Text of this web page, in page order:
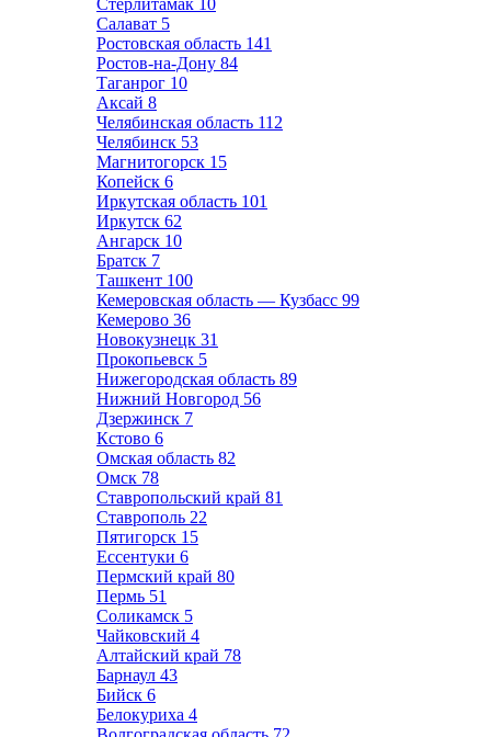
Стерлитамак 10
Салават 5
Ростовская область 141
Ростов-на-Дону 84
Таганрог 10
Аксай 8
Челябинская область 112
Челябинск 53
Магнитогорск 15
Копейск 6
Иркутская область 101
Иркутск 62
Ангарск 10
Братск 7
Ташкент 100
Кемеровская область — Кузбасс 99
Кемерово 36
Новокузнецк 31
Прокопьевск 5
Нижегородская область 89
Нижний Новгород 56
Дзержинск 7
Кстово 6
Омская область 82
Омск 78
Ставропольский край 81
Ставрополь 22
Пятигорск 15
Ессентуки 6
Пермский край 80
Пермь 51
Соликамск 5
Чайковский 4
Алтайский край 78
Барнаул 43
Бийск 6
Белокуриха 4